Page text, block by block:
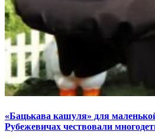
«Бацькава кашуля» для
Рубежевичах чествовали